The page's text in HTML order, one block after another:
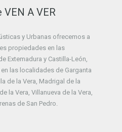
VEN A VER
y Urbanas ofrecemos a
propiedades en las
Extemadura y Castilla-León,
las localidades de Garganta
de la Vera, Madrigal de la
la Vera, Villanueva de la Vera,
de San Pedro.